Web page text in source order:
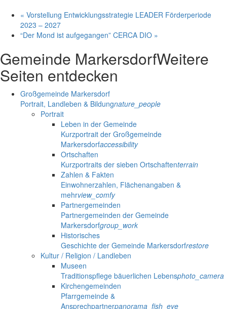
« Vorstellung Entwicklungsstrategie LEADER Förderperiode
2023 – 2027
“Der Mond ist aufgegangen” CERCA DIO »
Gemeinde MarkersdorfWeitere
Seiten entdecken
Großgemeinde Markersdorf
Portrait, Landleben & Bildungnature_people
Portrait
Leben in der Gemeinde
Kurzportrait der Großgemeinde
Markersdorfaccessibility
Ortschaften
Kurzportraits der sieben Ortschaftenterrain
Zahlen & Fakten
Einwohnerzahlen, Flächenangaben &
mehrview_comfy
Partnergemeinden
Partnergemeinden der Gemeinde
Markersdorfgroup_work
Historisches
Geschichte der Gemeinde Markersdorfrestore
Kultur / Religion / Landleben
Museen
Traditionspflege bäuerlichen Lebensphoto_camera
Kirchengemeinden
Pfarrgemeinde &
Ansprechpartnerpanorama_fish_eye